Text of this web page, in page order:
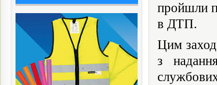
пройшли
в ДТП.
Цим
з